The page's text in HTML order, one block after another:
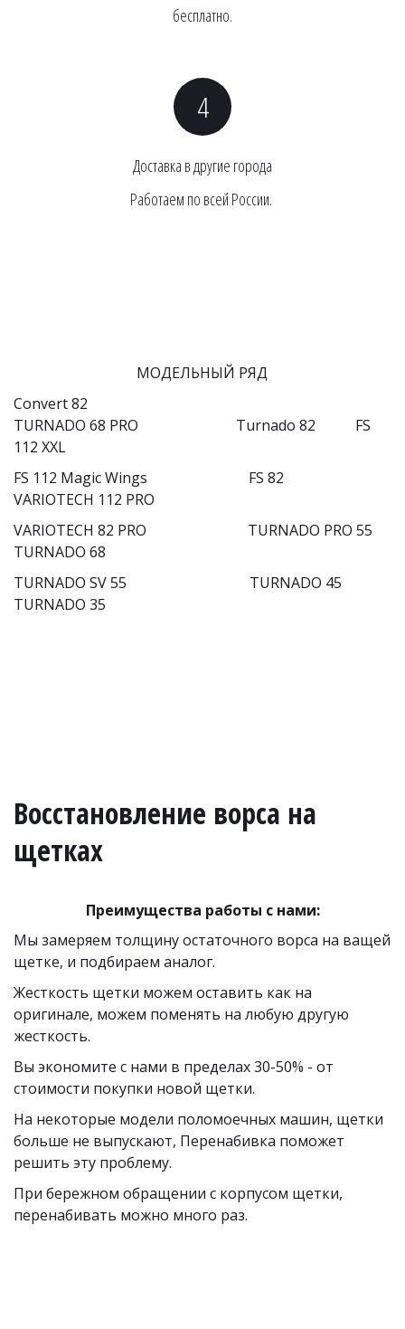
бесплатно.
Доставка в другие города
Работаем по всей России.
МОДЕЛЬНЫЙ РЯД
Convert 82
TURNADO 68 PRO                           Turnado 82           FS
112 XXL
FS 112 Magic Wings                            FS 82
VARIOTECH 112 PRO
VARIOTECH 82 PRO                            TURNADO PRO 55
TURNADO 68
TURNADO SV 55                                  TURNADO 45
TURNADO 35
Восстановление ворса на
щетках
Преимущества работы с нами:
Мы замеряем толщину остаточного ворса на ващей
щетке, и подбираем аналог.
Жесткость щетки можем оставить как на
оригинале, можем поменять на любую другую
жесткость.
Вы экономите с нами в пределах 30-50% - от
стоимости покупки новой щетки.
На некоторые модели поломоечных машин, щетки
больше не выпускают, Перенабивка поможет
решить эту проблему.
При бережном обращении с корпусом щетки,
перенабивать можно много раз.